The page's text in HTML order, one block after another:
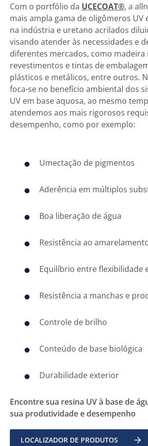
Com o portfólio da UCECOAT®, a
mais ampla gama de oligômeros UV
na indústria e uretano acrilados
visando atender às necessidades e
diferentes mercados, como madeira
revestimentos e tintas de
plásticos e metálicos, entre outros.
foca-se no benefício ambiental dos
UV em base aquosa, ao mesmo
atendemos aos mais rigorosos
desempenho, como por exemplo:
Umectação de pigmentos
Aderência em múltiplos
Boa liberação de água
Resistência ao
Equilíbrio entre flexibilidade
Resistência a manchas e
Controle de brilho
Conteúdo de base biológica
Durabilidade exterior
Encontre sua resina UV à base de
sua produtividade e desempenho
LOCALIZADOR DE PRODUTOS